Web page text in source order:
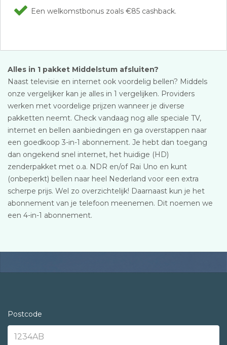
Een welkomstbonus zoals €85 cashback.
Alles in 1 pakket Middelstum afsluiten?
Naast televisie en internet ook voordelig bellen? Middels
onze vergelijker kan je alles in 1 vergelijken. Providers
werken met voordelige prijzen wanneer je diverse
pakketten neemt. Check vandaag nog alle speciale TV,
internet en bellen aanbiedingen en ga overstappen naar
een goedkoop 3-in-1 abonnement. Je hebt dan toegang
dan ongekend snel internet, het huidige (HD)
zenderpakket met o.a. NDR en/of Rai Uno en kunt
(onbeperkt) bellen naar heel Nederland voor een extra
scherpe prijs. Wel zo overzichtelijk! Daarnaast kun je het
abonnement van je telefoon meenemen. Dit noemen we
een 4-in-1 abonnement.
Postcode